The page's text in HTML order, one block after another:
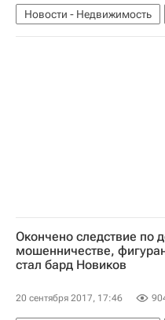
Новости - Недвижимость
Строительство
Окончено следствие по
мошенничестве,
стал бард Новиков
20 сентября 2017, 17:46